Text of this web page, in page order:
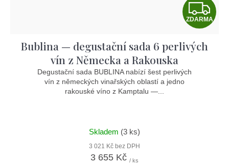
Z
D
ZDARMA
Bublina — degustační sada 6 perlivých
vín z Německa a Rakouska
Degustační sada BUBLINA nabízí šest perlivých
vín z německých vinařských oblastí a jedno
rakouské víno z Kamptalu —...
Skladem (3 ks)
3 021 Kč bez DPH
3 655 Kč / ks